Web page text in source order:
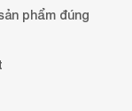
phẩm đúng